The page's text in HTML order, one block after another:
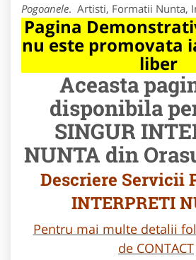
Pogoanele. Artisti, Formatii Nunta,
Pagina
nu este promovata
liber
Aceasta
disponibila
SINGUR
NUNTA din
Descriere Servicii
INTERPRETI
Pentru mai multe detalii
de CONTACT